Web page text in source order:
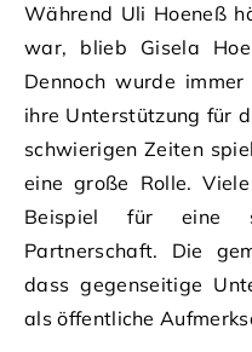
Während Uli Hoeneß
war, blieb Gisela
Dennoch wurde
ihre Unterstützung für
schwierigen Zeiten
eine große Rolle.
Beispiel für eine
Partnerschaft. Die
dass gegenseitige
als öffentliche